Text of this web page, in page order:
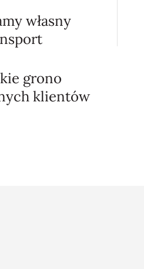
własny
grono
klientów